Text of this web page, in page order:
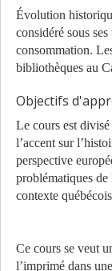
Évolution
considéré sous
consommation.
bibliothèques au
Objectifs
Le cours est
l’accent sur
perspective
problématiques
contexte
Ce cours se veut
l’imprimé dans